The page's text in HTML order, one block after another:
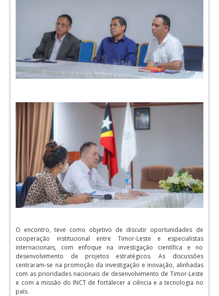
O encontro, teve como objetivo de discutir oportunidades de
cooperação institucional entre Timor-Leste e especialistas
internacionais, com enfoque na investigação científica e no
desenvolvimento de projetos estratégicos. As discussões
centraram-se na promoção da investigação e inovação, alinhadas
com as prioridades nacionais de desenvolvimento de Timor-Leste
e com a missão do INCT de fortalecer a ciência e a tecnologia no
país.